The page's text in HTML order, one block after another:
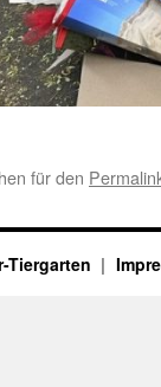
für den
Tiergarten